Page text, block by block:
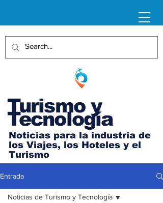
Turismo y
Tecnología
Noticias para la industria de
los Viajes, los Hoteles y el
Turismo
Entrada
Noticias de Turismo y Tecnología